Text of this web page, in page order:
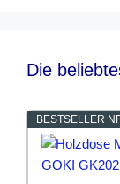
Die
BESTSELLER